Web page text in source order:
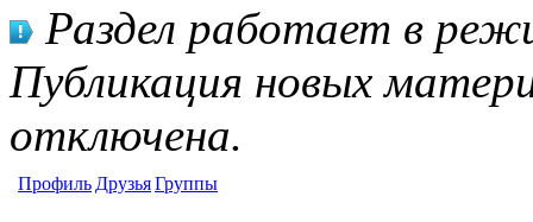
Раздел работает в
Публикация новых
отключена.
Профиль ДрузьяГруппы